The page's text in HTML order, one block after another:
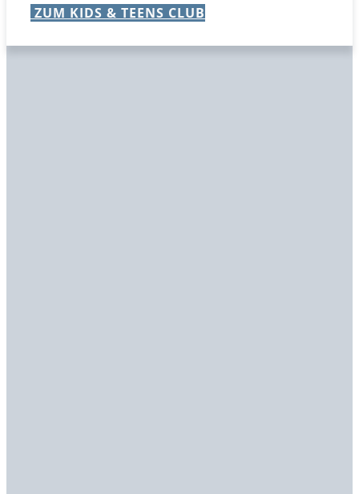
ZUM KIDS & TEENS CLUB